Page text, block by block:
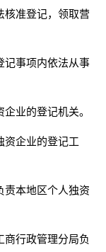
准登记，领取营
事项内依法从事
业的登记机关。
企业的登记工
本地区个人独资
行政管理分局负